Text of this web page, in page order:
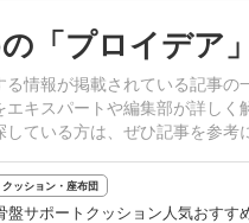
「プロイデア
る情報が掲載されている記事
エキスパートや編集部が詳し
ている方は、ぜひ記事を参考
クッション・座布団
盤サポートクッション人気おすす